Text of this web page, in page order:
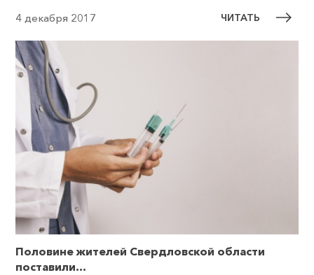
4 декабря 2017 ЧИТАТЬ
Половине жителей Свердловской области
поставили...